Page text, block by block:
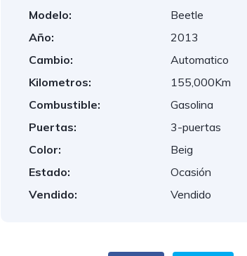
Modelo:
Beetle
Año:
2013
Cambio:
Automatico
Kilometros:
155,000Km
Combustible:
Gasolina
Puertas:
3-puertas
Color:
Beig
Estado:
Ocasión
Vendido:
Vendido